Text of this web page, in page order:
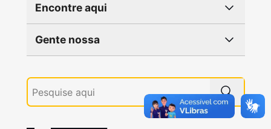
Encontre aqui
Gente nossa